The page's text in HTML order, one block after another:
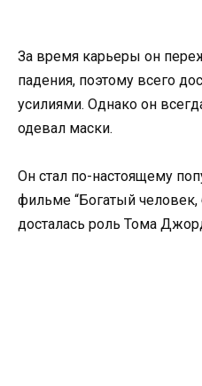
За время карьеры он
падения, поэтому всего
усилиями. Однако он
одевал маски.
Он стал по-настоящему
фильме “Богатый
досталась роль Тома